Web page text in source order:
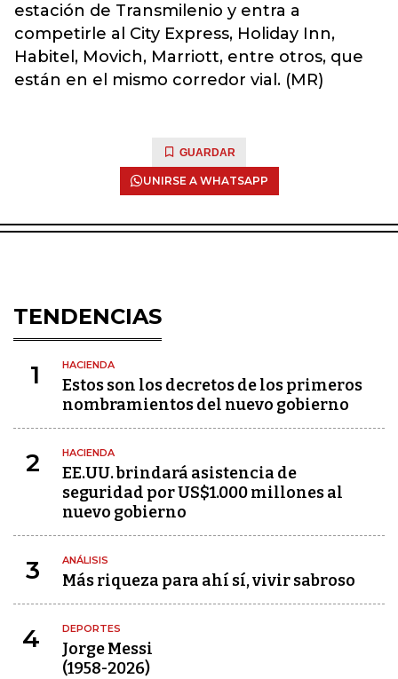
estación de Transmilenio y entra a
competirle al City Express, Holiday Inn,
Habitel, Movich, Marriott, entre otros, que
están en el mismo corredor vial. (MR)
GUARDAR
UNIRSE A WHATSAPP
TENDENCIAS
1 HACIENDA
Estos son los decretos de los primeros
nombramientos del nuevo gobierno
2 HACIENDA
EE.UU. brindará asistencia de
seguridad por US$1.000 millones al
nuevo gobierno
3 ANÁLISIS
Más riqueza para ahí sí, vivir sabroso
4 DEPORTES
Jorge Messi
(1958-2026)